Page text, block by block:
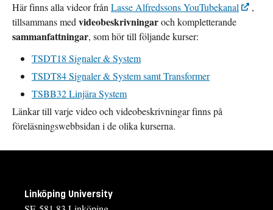
Här finns alla videor frånLasse Alfredssons YouTubekanal
,
tillsammans medvideobeskrivningaroch kompletterande
sammanfattningar, som hör till följande kurser:
TSDT18 Signaler & System
TSDT84 Signaler & System samt Transformer
TSBB32 Linjära System
Länkar till varje video och videobeskrivningar finns på
föreläsningswebbsidan i de olika kurserna.
Linköping University